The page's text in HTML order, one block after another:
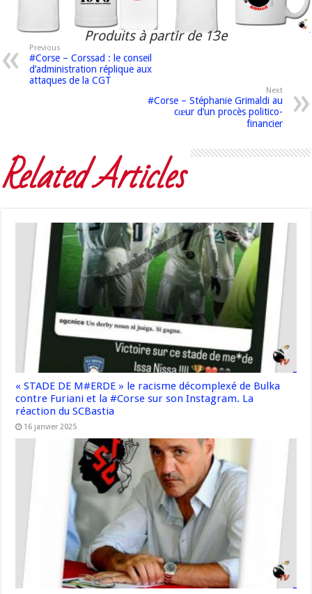
Produits à partir de 13e
Previous
#Corse – Corssad : le conseil
d’administration réplique aux
attaques de la CGT
Next
#Corse – Stéphanie Grimaldi au
cœur d’un procès politico-
financier
Related Articles
« STADE DE M#ERDE » le racisme décomplexé de Bulka
contre Furiani et la #Corse sur son Instagram. La
réaction du SCBastia
16 janvier 2025